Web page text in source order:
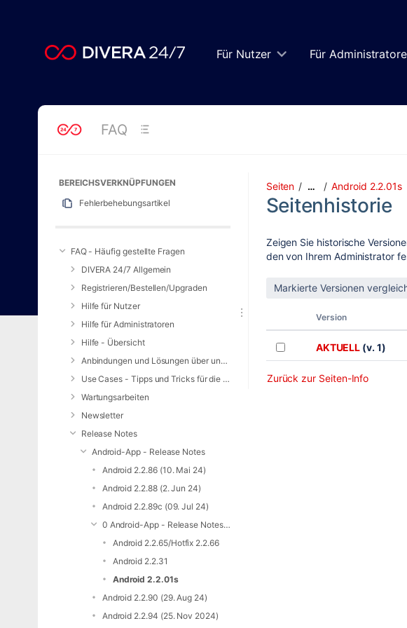
assistive.skiplink.to.breadcrumbs
assistive.skiplink.to.header.menu
Für Nutzer Für
FAQ
BEREICHSVERKNÜPFUNGEN
Fehlerbehebungsartikel
FAQ - Häufig gestellte Fragen
DIVERA 24/7 Allgemein
Registrieren/Bestellen/Upgraden
Hilfe für Nutzer
Hilfe für Administratoren
Hilfe - Übersicht
Anbindungen und Lösungen über unsere Web-Schnittstelle (REST-API)
Use Cases - Tipps und Tricks für die Anwendung von DIVERA 24/7
Wartungsarbeiten
Newsletter
Release Notes
Android-App - Release Notes
Android 2.2.86 (10. Mai 24)
Android 2.2.88 (2. Jun 24)
Android 2.2.89c (09. Jul 24)
0 Android-App - Release Notes - Archiv
Android 2.2.65/Hotfix 2.2.66
Android 2.2.31
Android 2.2.01s
Android 2.2.90 (29. Aug 24)
Android 2.2.94 (25. Nov 2024)
Seiten … Android 2.2.01s
Seitenhistorie
Zeigen Sie historische
den von Ihrem Administrator
Version
AKTUELL (v. 1)
Zurück zur Seiten-Info